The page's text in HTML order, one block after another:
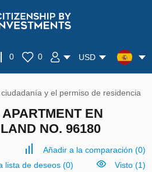
0 0 USD
y el permiso de residencia
EN
NO. 96180
Añadir a la comparación (0)
lista de deseos(0)
Visto (1)